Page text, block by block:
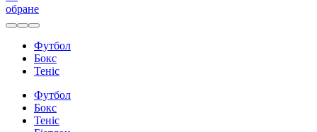
обране
Футбол
Бокс
Теніс
Футбол
Бокс
Теніс